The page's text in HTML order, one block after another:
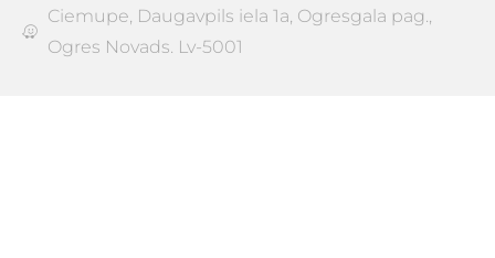
Ciemupe, Daugavpils iela 1a, Ogresgala pag.,
Ogres Novads. Lv-5001